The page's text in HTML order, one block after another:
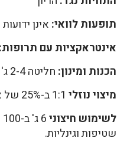
תופעות לוואי: אינן ידועות
אינטראקציות עם תרופות:
הכנות ומינון: חליטה 2-4 ג' שלוש פעמים ביום
מיצוי נוזלי1:1 ב-25% של אלכוהול, 2-3 מ"ל
לשימוש חיצוני
שטיפות וגינליות.